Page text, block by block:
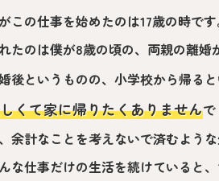
この仕事を始めたのは17歳の時で
たのは僕が8歳の頃の、両親の離婚
後というものの、小学校から帰る
くて家に帰りたくありません
余計なことを考えないで済むような
な仕事だけの生活を続けていると